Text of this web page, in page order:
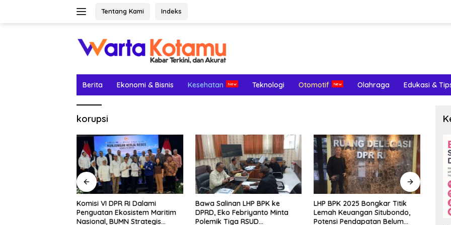
Tentang Kami Indeks
Berita Ekonomi & Bisnis Kesehatan Teknologi Otomotif Olahraga Edukasi &
korupsi
Komisi VI DPR RI Dalami
Penguatan Ekosistem Maritim
Nasional, BUMN Strategis
Bawa Salinan LHP BPK ke
DPRD, Eko Febriyanto Minta
Polemik Tiga RSUD
LHP BPK 2025 Bongkar Titik
Lemah Keuangan Situbondo,
Potensi Pendapatan Belum